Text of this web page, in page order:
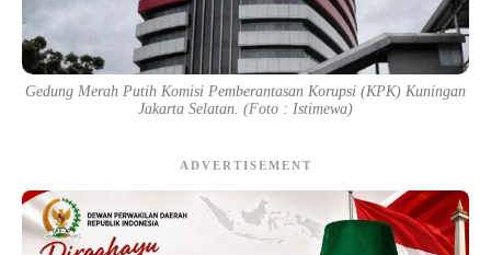
Gedung Merah Putih Komisi Pemberantasan Korupsi (KPK) Kuningan
Jakarta Selatan. (Foto : Istimewa)
ADVERTISEMENT